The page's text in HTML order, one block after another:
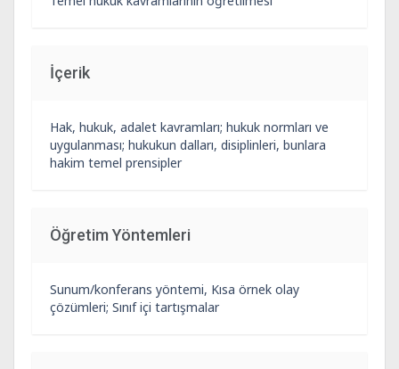
İçerik
Hak, hukuk, adalet kavramları; hukuk normları ve
uygulanması; hukukun dalları, disiplinleri, bunlara
hakim temel prensipler
Öğretim Yöntemleri
Sunum/konferans yöntemi, Kısa örnek olay
çözümleri; Sınıf içi tartışmalar